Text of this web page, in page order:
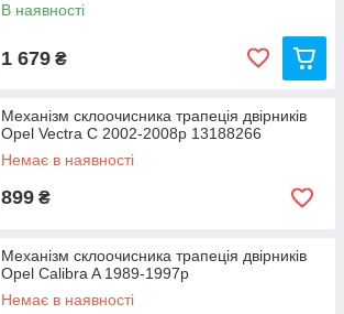
В наявності
1 679 ₴
Механізм склоочисника трапеція двірників
Opel Vectra C 2002-2008р 13188266
Немає в наявності
899 ₴
Механізм склоочисника трапеція двірників
Opel Calibra A 1989-1997р
Немає в наявності